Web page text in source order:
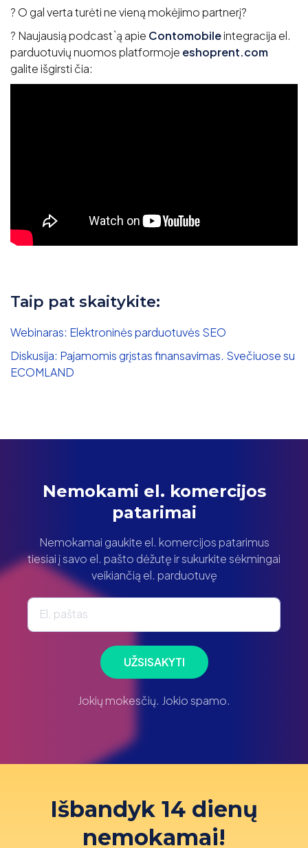
? O gal verta turėti ne vieną mokėjimo partnerį?
? Naujausią podcast`ą apie Contomobileintegracija el.
parduotuvių nuomos platformoje eshoprent.com
galite išgirsti čia:
Taip pat skaitykite:
Webinaras: Elektroninės parduotuvės SEO
Diskusija: Pajamomis grįstas finansavimas. Svečiuose su
ECOMLAND
Nemokami el. komercijos
patarimai
Nemokamai gaukite el. komercijos patarimus
tiesiai į savo el. pašto dėžutę ir sukurkite sėkmingai
veikiančią el. parduotuvę
El. paštas
UŽSISAKYTI
Jokių mokesčių. Jokio spamo.
Išbandyk 14 dienų
nemokamai!